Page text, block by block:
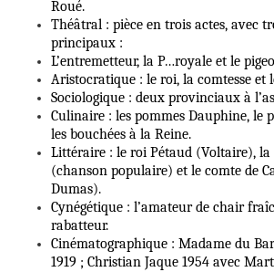
Roué.
Théâtral : pièce en trois actes, avec
principaux :
L’entremetteur, la P…royale et le
Aristocratique : le roi, la comtesse et
Sociologique : deux provinciaux à
Culinaire : les pommes Dauphine, le
les bouchées à la Reine.
Littéraire : le roi Pétaud (Voltaire), la
(chanson populaire) et le comte de
Dumas).
Cynégétique : l’amateur de chair
rabatteur.
Cinématographique : Madame du
1919 ; Christian Jaque 1954 avec